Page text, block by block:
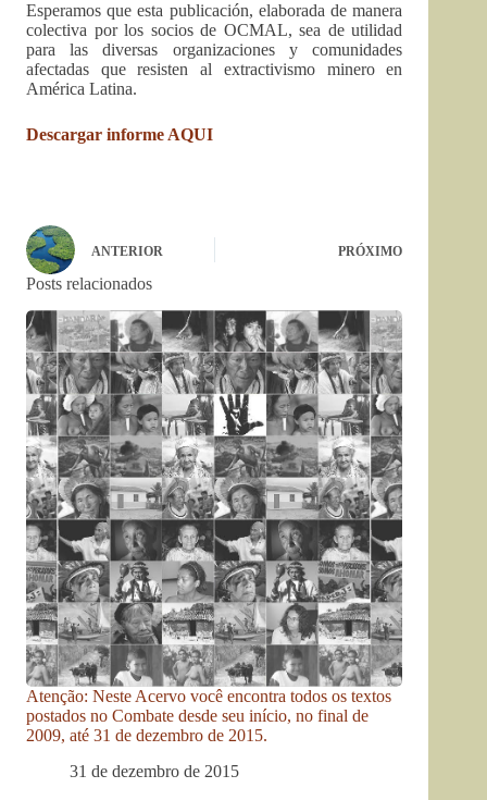
Esperamos que esta publicación, elaborada de manera
colectiva por los socios de OCMAL, sea de utilidad
para las diversas organizaciones y comunidades
afectadas que resisten al extractivismo minero en
América Latina.
Descargar informe AQUI
ANTERIOR PRÓXIMO
Posts relacionados
Atenção: Neste Acervo você encontra todos os textos
postados no Combate desde seu início, no final de
2009, até 31 de dezembro de 2015.
31 de dezembro de 2015